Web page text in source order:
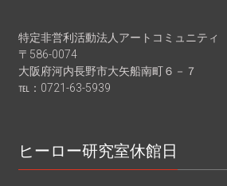
特定非営利活動法人アートコミュニティ
〒586-0074
大阪府河内長野市大矢船南町６－７
℡：0721-63-5939
ヒーロー研究室休館日